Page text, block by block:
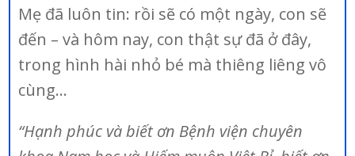
Mẹ đã luôn tin: rồi sẽ có một ngày, con sẽ
đến – và hôm nay, con thật sự đã ở đây,
trong hình hài nhỏ bé mà thiêng liêng vô
cùng…
“Hạnh phúc và biết ơn Bệnh viện chuyên